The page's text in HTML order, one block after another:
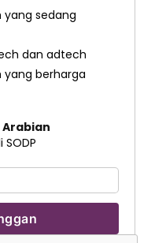
sedang
dan adtech
berharga
Arabian
SODP